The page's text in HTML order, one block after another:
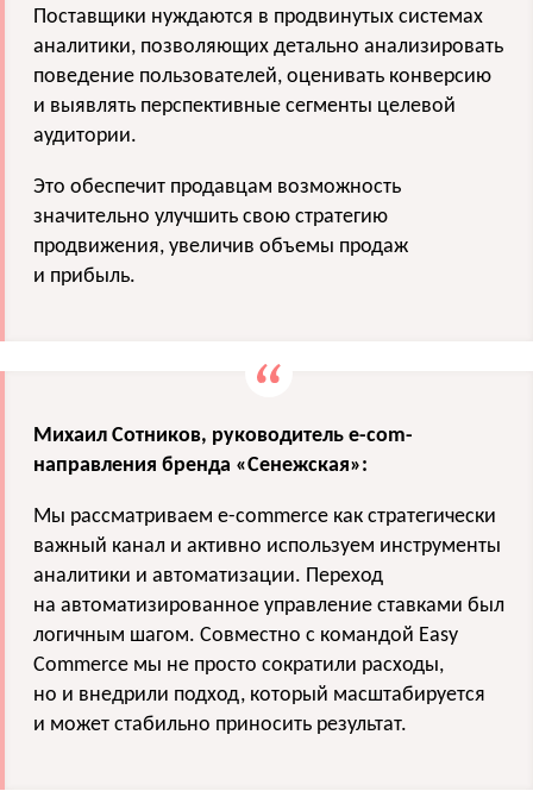
Поставщики нуждаются в продвинутых системах
аналитики, позволяющих детально анализировать
поведение пользователей, оценивать конверсию
и выявлять перспективные сегменты целевой
аудитории.
Это обеспечит продавцам возможность
значительно улучшить свою стратегию
продвижения, увеличив объемы продаж
и прибыль.
Михаил Сотников, руководитель e-com-
направления бренда «Сенежская»:
Мы рассматриваем e-commerce как стратегически
важный канал и активно используем инструменты
аналитики и автоматизации. Переход
на автоматизированное управление ставками был
логичным шагом. Совместно с командой Easy
Commerce мы не просто сократили расходы,
но и внедрили подход, который масштабируется
и может стабильно приносить результат.